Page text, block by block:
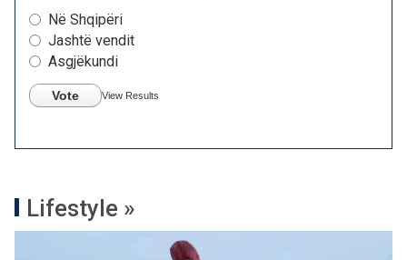
Në Shqipëri
Jashtë vendit
Asgjëkundi
Vote View Results
Lifestyle »